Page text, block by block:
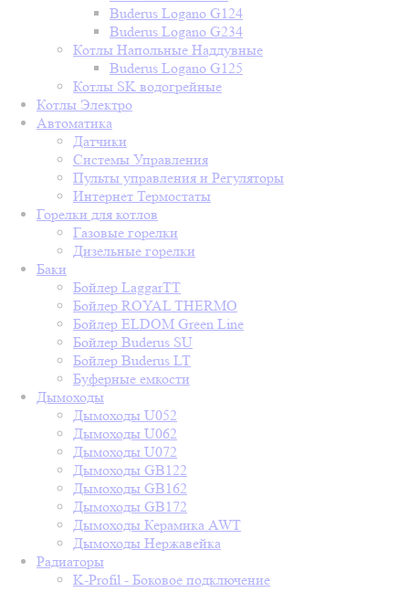
Buderus Logano G124
Buderus Logano G234
Котлы Напольные Наддувные
Buderus Logano G125
Котлы SK водогрейные
Котлы Электро
Автоматика
Датчики
Системы Управления
Пульты управления и Регуляторы
Интернет Термостаты
Горелки для котлов
Газовые горелки
Дизельные горелки
Баки
Бойлер LaggarTT
Бойлер ROYAL THERMO
Бойлер ELDOM Green Line
Бойлер Buderus SU
Бойлер Buderus LT
Буферные емкости
Дымоходы
Дымоходы U052
Дымоходы U062
Дымоходы U072
Дымоходы GB122
Дымоходы GB162
Дымоходы GB172
Дымоходы Керамика AWT
Дымоходы Нержавейка
Радиаторы
K-Profil - Боковое подключение